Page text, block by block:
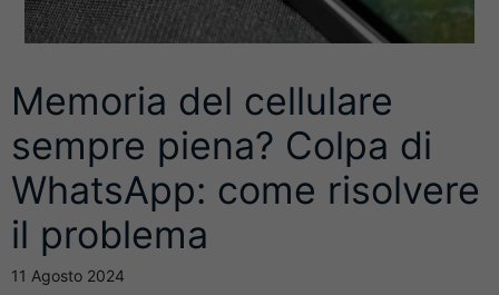
Memoria del cellulare
sempre piena? Colpa di
WhatsApp: come risolvere
il problema
11 Agosto 2024